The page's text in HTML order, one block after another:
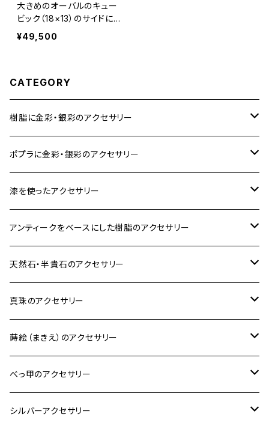
大きめのオーバルのキュー
ビック（18×13）のサイドにラ
ウンド（7mm）のキュービッ
クのシルバー台リング
¥49,500
CATEGORY
樹脂に金彩・銀彩のアクセサリー
ブローチ
イヤリング・ピアス
ネックレス、その他
ポプラに金彩・銀彩のアクセサリー
ブローチ
イヤリング、ピアス
ネックレス、ペンダント
ブレスレット、バングル、その他
漆を使ったアクセサリー
ブローチ
イヤリング・ピアス
ネックレス・ペンダント
リング
ブレスレット・バングル、その他
アンティークをベースにした樹脂のアクセサリー
ブローチ
イヤリング・ピアス
ネックレス、ペンダント
ブレスレット、その他
天然石・半貴石のアクセサリー
ブローチ
イヤリング・ピアス
ネックレス、ペンダント
リング
真珠のアクセサリー
ブローチ
イヤリング・ピアス
ネックレス、ペンダント
蒔絵（まきえ）のアクセサリー
べっ甲に蒔絵のアクセサリー
ブローチ
真珠に蒔絵のアクセサリー
べっ甲のアクセサリー
ブローチ
シルバーアクセサリー